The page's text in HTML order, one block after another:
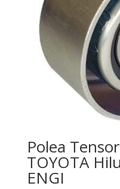
Polea
TOYOTA
ENGI